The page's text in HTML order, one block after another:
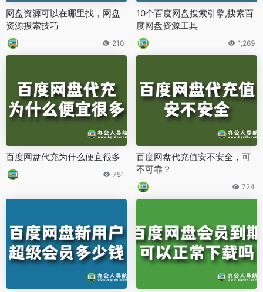
网盘资源可以在哪里找，网盘
资源搜索技巧
210
10个百度网盘搜索引擎,搜索百
度网盘资源工具
1,269
百度网盘代充为什么便宜很多
751
百度网盘代充值安不安全，可
不可靠？
724